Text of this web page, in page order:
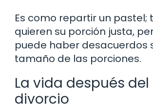
Es como repartir un pastel;
quieren su porción justa,
puede haber desacuerdos
tamaño de las porciones.
La vida después del
divorcio